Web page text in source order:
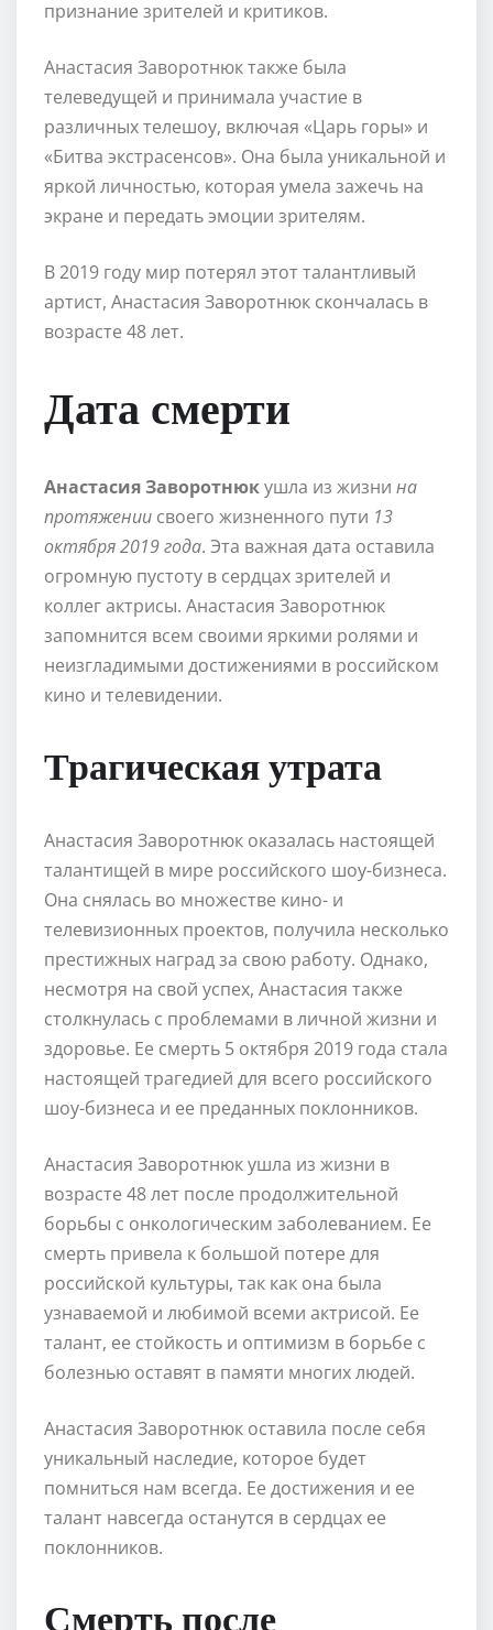
признание зрителей и критиков.
Анастасия Заворотнюк также была
телеведущей и принимала участие в
различных телешоу, включая «Царь горы» и
«Битва экстрасенсов». Она была уникальной и
яркой личностью, которая умела зажечь на
экране и передать эмоции зрителям.
В 2019 году мир потерял этот талантливый
артист, Анастасия Заворотнюк скончалась в
возрасте 48 лет.
Дата смерти
Анастасия Заворотнюкушла из жизни на
протяжении своего жизненного пути 13
октября 2019 года. Эта важная дата оставила
огромную пустоту в сердцах зрителей и
коллег актрисы. Анастасия Заворотнюк
запомнится всем своими яркими ролями и
неизгладимыми достижениями в российском
кино и телевидении.
Трагическая утрата
Анастасия Заворотнюк оказалась настоящей
талантищей в мире российского шоу-бизнеса.
Она снялась во множестве кино- и
телевизионных проектов, получила несколько
престижных наград за свою работу. Однако,
несмотря на свой успех, Анастасия также
столкнулась с проблемами в личной жизни и
здоровье. Ее смерть 5 октября 2019 года стала
настоящей трагедией для всего российского
шоу-бизнеса и ее преданных поклонников.
Анастасия Заворотнюк ушла из жизни в
возрасте 48 лет после продолжительной
борьбы с онкологическим заболеванием. Ее
смерть привела к большой потере для
российской культуры, так как она была
узнаваемой и любимой всеми актрисой. Ее
талант, ее стойкость и оптимизм в борьбе с
болезнью оставят в памяти многих людей.
Анастасия Заворотнюк оставила после себя
уникальный наследие, которое будет
помниться нам всегда. Ее достижения и ее
талант навсегда останутся в сердцах ее
поклонников.
Смерть после